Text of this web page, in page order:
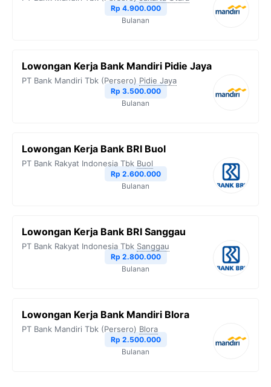
Rp 4.900.000
Bulanan
Lowongan Kerja Bank Mandiri Pidie Jaya
PT Bank Mandiri Tbk (Persero) Pidie Jaya
Rp 3.500.000
Bulanan
Lowongan Kerja Bank BRI Buol
PT Bank Rakyat Indonesia Tbk Buol
Rp 2.600.000
Bulanan
Lowongan Kerja Bank BRI Sanggau
PT Bank Rakyat Indonesia Tbk Sanggau
Rp 2.800.000
Bulanan
Lowongan Kerja Bank Mandiri Blora
PT Bank Mandiri Tbk (Persero) Blora
Rp 2.500.000
Bulanan